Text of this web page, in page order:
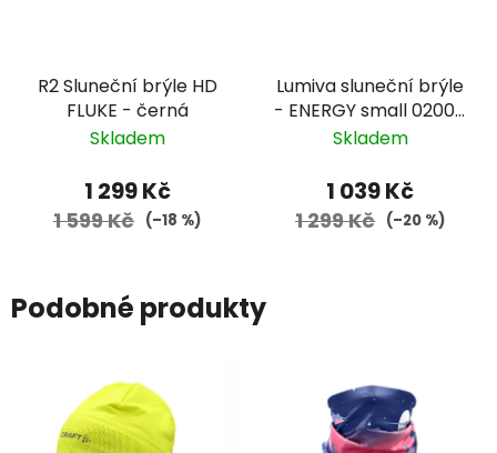
R2 Sluneční brýle HD
FLUKE - černá
Skladem
1 299 Kč
1 599 Kč (–18 %)
Lumiva sluneční brýle
- ENERGY small 02008
- bílá, barevné
Skladem
1 039 Kč
1 299 Kč (–20 %)
Podobné produkty